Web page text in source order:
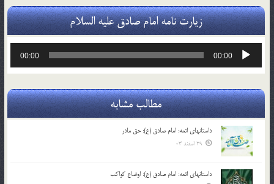
زیارت نامه امام صادق علیه السلام
پخش‌کننده
00:00
00:00
مطالب مشابه
داستانهای ائمه: امام صادق (ع): حق مادر
29 اسفند 03
داستانهای ائمه: امام صادق (ع): اوضاع کواکب